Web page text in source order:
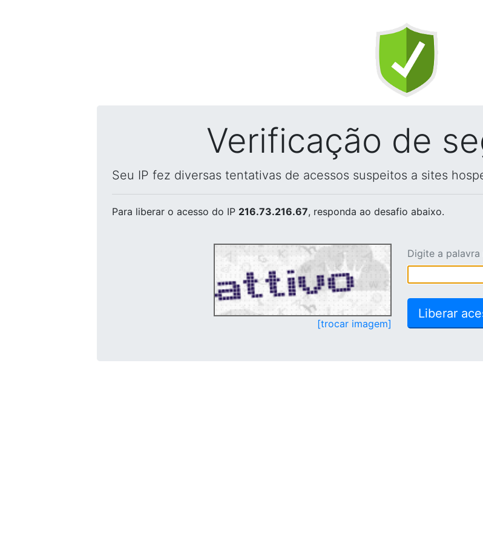
Verificação de
Seu IP fez diversas tentativas de acessos suspeitos a sites
Para liberar o acesso do IP 216.73.216.67, responda ao desafio abaixo.
[trocar imagem]
Digite a